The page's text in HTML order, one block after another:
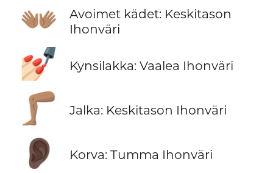
👐🏽
Avoimet kädet: Keskitason
Ihonväri
💅🏻 Kynsilakka: Vaalea Ihonväri
🦵🏽 Jalka: Keskitason Ihonväri
👂🏿 Korva: Tumma Ihonväri